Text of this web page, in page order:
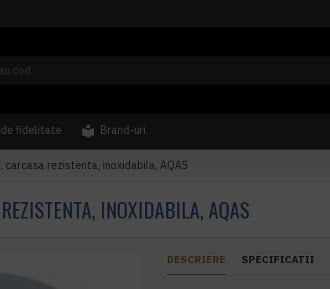
de fidelitate Brand-uri
carcasa rezistenta, inoxidabila, AQAS
INOXIDABILA, AQAS
DESCRIERE SPECIFICATII